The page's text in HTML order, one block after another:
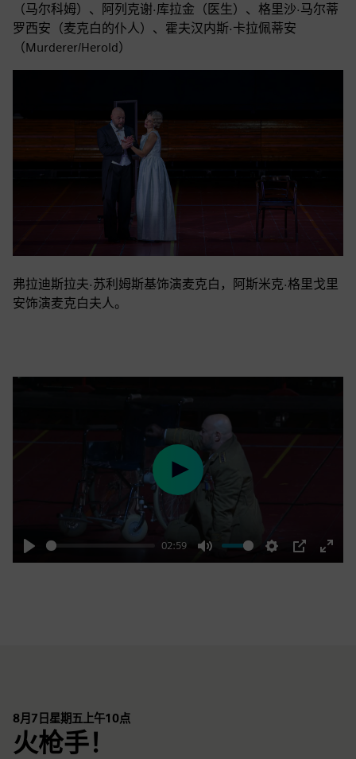
（马尔科姆）、阿列克谢·库拉金（医生）、格里沙·马尔蒂
罗西安（麦克白的仆人）、霍夫汉内斯·卡拉佩蒂安
（Murderer/Herold）
弗拉迪斯拉夫·苏利姆斯基饰演麦克白，阿斯米克·格里戈里
安饰演麦克白夫人。
Play
02:59
Mute Settings
PIP
Enter
Play
8月7日星期五上午10点
火枪手！